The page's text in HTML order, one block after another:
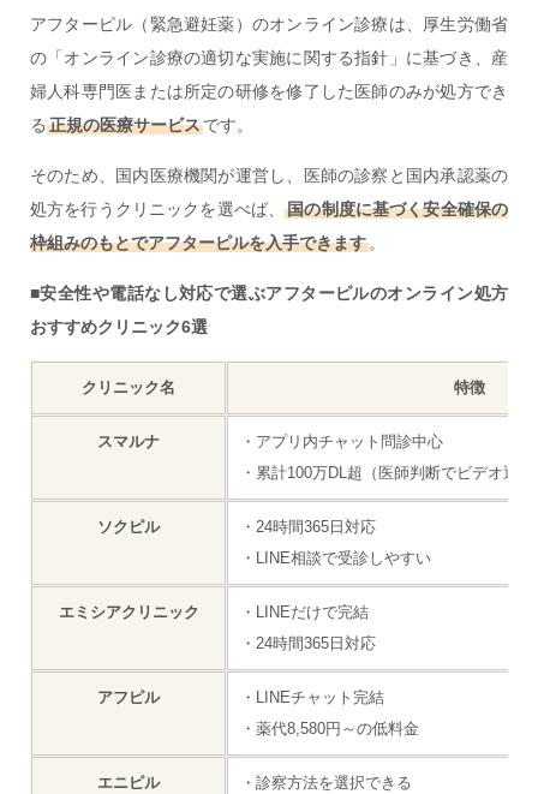
アフターピル（緊急避妊薬）のオンライン診療は、厚生労働省
の「オンライン診療の適切な実施に関する指針」に基づき、産
婦人科専門医または所定の研修を修了した医師のみが処方でき
る 正規の医療サービスです。
そのため、国内医療機関が運営し、医師の診察と国内承認薬の
処方を行うクリニックを選べば、国の制度に基づく安全確保の
枠組みのもとでアフターピルを入手できます。
■安全性や電話なし対応で選ぶアフターピルのオンライン処方
おすすめクリニック6選
クリニック名 特徴
スマルナ
・アプリ内チャット問診中心
・累計100万DL超（医師判断でビデオ通
ソクピル
・24時間365日対応
・LINE相談で受診しやすい
エミシアクリニック
・LINEだけで完結
・24時間365日対応
アフピル
・LINEチャット完結
・薬代8,580円～の低料金
エニピル
・診察方法を選択できる